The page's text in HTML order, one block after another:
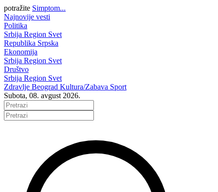
potražite Simptom...
Najnovije vesti
Politika
Srbija Region Svet
Republika Srpska
Ekonomija
Srbija Region Svet
Društvo
Srbija Region Svet
Zdravlje Beograd Kultura/Zabava Sport
Subota, 08. avgust 2026.